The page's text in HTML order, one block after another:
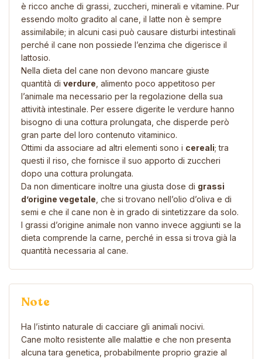
è ricco anche di grassi, zuccheri, minerali e vitamine. Pur
essendo molto gradito al cane, il latte non è sempre
assimilabile; in alcuni casi può causare disturbi intestinali
perché il cane non possiede l’enzima che digerisce il
lattosio.
Nella dieta del cane non devono mancare giuste
quantità di verdure , alimento poco appetitoso per
l’animale ma necessario per la regolazione della sua
attività intestinale. Per essere digerite le verdure hanno
bisogno di una cottura prolungata, che disperde però
gran parte del loro contenuto vitaminico.
Ottimi da associare ad altri elementi sono i cereali; tra
questi il riso, che fornisce il suo apporto di zuccheri
dopo una cottura prolungata.
Da non dimenticare inoltre una giusta dose di grassi
d’origine vegetale , che si trovano nell’olio d’oliva e di
semi e che il cane non è in grado di sintetizzare da solo.
I grassi d’origine animale non vanno invece aggiunti se la
dieta comprende la carne, perché in essa si trova già la
quantità necessaria al cane.
Note
Ha l’istinto naturale di cacciare gli animali nocivi.
Cane molto resistente alle malattie e che non presenta
alcuna tara genetica, probabilmente proprio grazie al